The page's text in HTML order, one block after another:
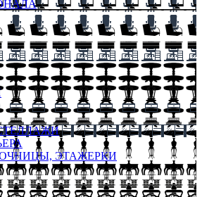
ЭТАЖЕРКИ